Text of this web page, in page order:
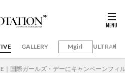
GALLERY Mgirl
｜国際ガールズ・デーにキャンペーンフィ